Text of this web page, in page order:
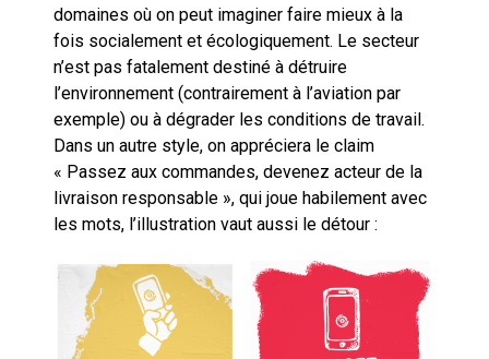
domaines où on peut imaginer faire mieux à la
fois socialement et écologiquement. Le secteur
n’est pas fatalement destiné à détruire
l’environnement (contrairement à l’aviation par
exemple) ou à dégrader les conditions de travail.
Dans un autre style, on appréciera le claim
« Passez aux commandes, devenez acteur de la
livraison responsable », qui joue habilement avec
les mots, l’illustration vaut aussi le détour :